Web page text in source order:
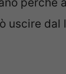
perché
uscire dal